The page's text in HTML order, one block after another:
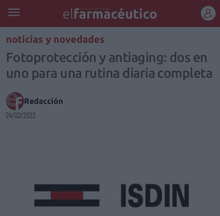
REGÍSTRATE
noticias y novedades
Fotoprotección y antiaging: dos en
uno para una rutina diaria completa
Redacción
24/02/2023